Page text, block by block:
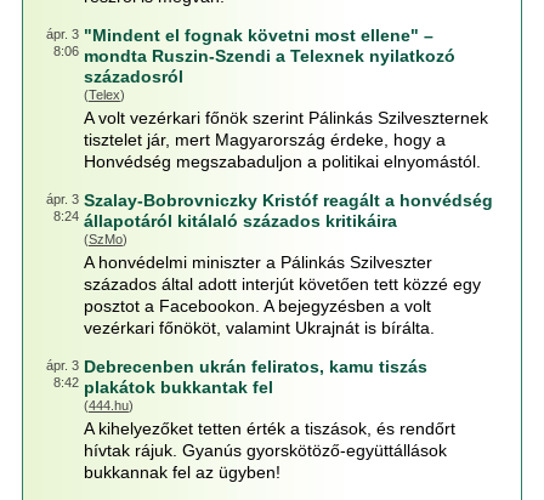
ápr. 3
8:06
"Mindent el fognak követni most ellene" –
mondta Ruszin-Szendi a Telexnek nyilatkozó
századosról
(Telex)
A volt vezérkari főnök szerint Pálinkás Szilveszternek
tisztelet jár, mert Magyarország érdeke, hogy a
Honvédség megszabaduljon a politikai elnyomástól.
ápr. 3
8:24
Szalay-Bobrovniczky Kristóf reagált a honvédség
állapotáról kitálaló százados kritikáira
(SzMo)
A honvédelmi miniszter a Pálinkás Szilveszter
százados által adott interjút követően tett közzé egy
posztot a Facebookon. A bejegyzésben a volt
vezérkari főnököt, valamint Ukrajnát is bírálta.
ápr. 3
8:42
Debrecenben ukrán feliratos, kamu tiszás
plakátok bukkantak fel
(444.hu)
A kihelyezőket tetten érték a tiszások, és rendőrt
hívtak rájuk. Gyanús gyorskötöző-együttállások
bukkannak fel az ügyben!